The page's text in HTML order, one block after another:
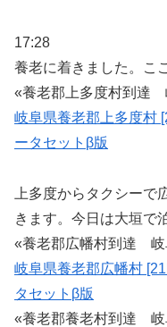
17:28
養老に着きました。こ
«養老郡上多度村到達
岐阜県養老郡上多度村
ータセットβ版
上多度からタクシー
きます。今日は大垣で
«養老郡広幡村到達 岐
岐阜県養老郡広幡村
タセットβ版
«養老郡養老村到達 岐